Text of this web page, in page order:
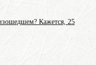
Кажется, 25